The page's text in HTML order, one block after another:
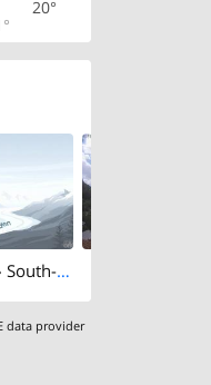
20°
Grachen › South-west: Weisshorn
data provider